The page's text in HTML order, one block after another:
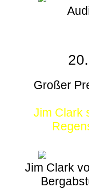
Großer
Jim Clark
Jim Clark